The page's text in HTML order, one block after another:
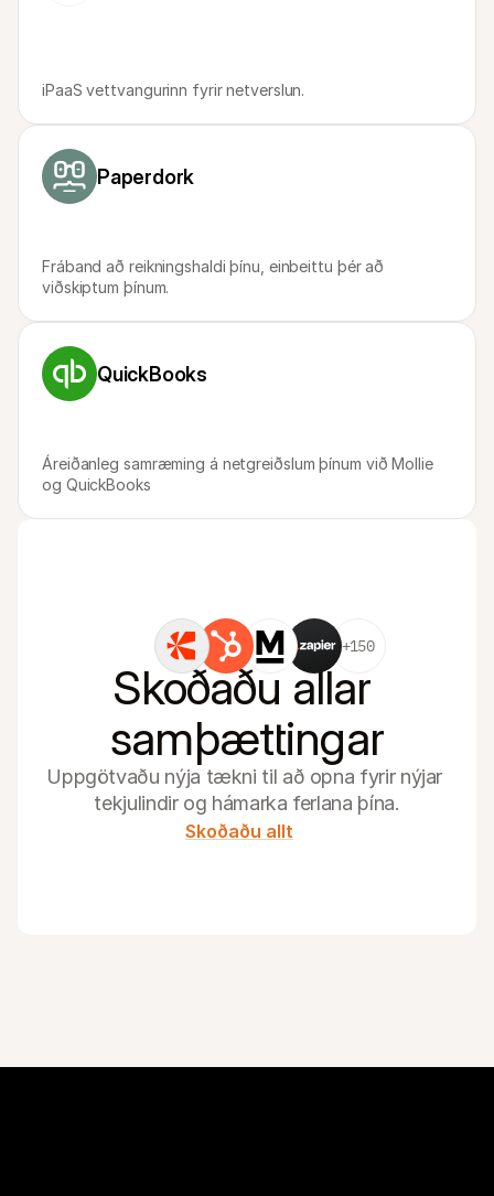
iPaaS vettvangurinn fyrir netverslun.
Paperdork
Fráband að reikningshaldi þínu, einbeittu þér að
viðskiptum þínum.
QuickBooks
Áreiðanleg samræming á netgreiðslum þínum við Mollie
og QuickBooks
+150
Skoðaðu allar
samþættingar
Uppgötvaðu nýja tækni til að opna fyrir nýjar
tekjulindir og hámarka ferlana þína.
Skoðaðu allt